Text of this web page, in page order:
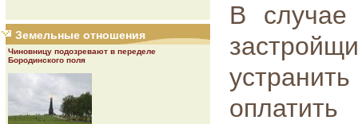
Земельные отношения
Чиновницу подозревают в переделе
Бородинского поля
В случае